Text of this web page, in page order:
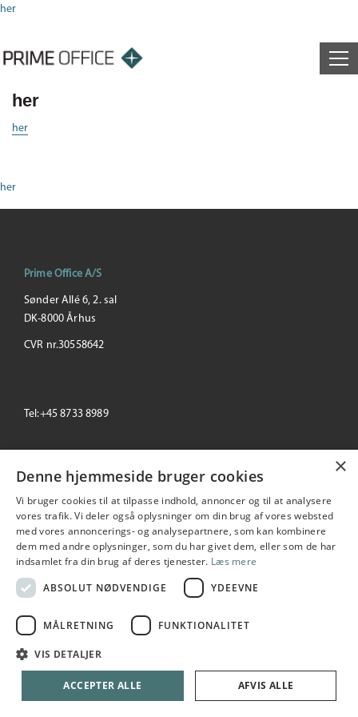
her
her
her
her
Prime Office A/S
Sønder Allé 6, 2. sal
DK-8000 Århus
CVR nr.30558642
Tel:+45 8733 8989
Prime Office
Seneste
195,00
1.04 %
×
Denne hjemmeside bruger cookies
Vi bruger cookies til at tilpasse indhold, annoncer og til at analysere
vores trafik. Vi deler også oplysninger om din brug af vores websted
med vores annoncerings- og analysepartnere, som kan kombinere
dem med andre oplysninger, som du har givet dem, eller som de har
indsamlet fra din brug af deres tjenester. Læs mere
ABSOLUT NØDVENDIGE
YDEEVNE
MÅLRETNING FUNKTIONALITET
VIS DETALJER
ACCEPTER ALLE AFVIS ALLE